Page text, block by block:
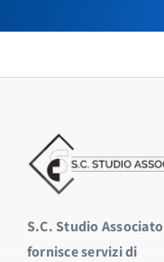
S.C. Studio Associato
fornisce servizi di